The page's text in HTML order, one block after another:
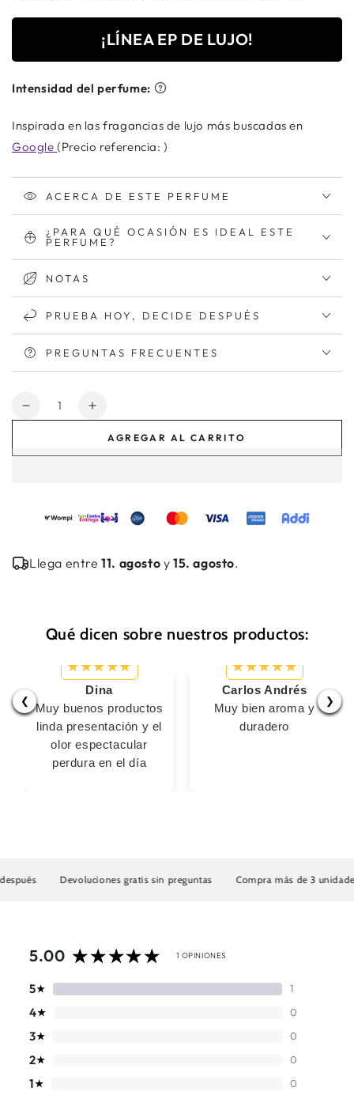
¡LÍNEA EP DE LUJO!
Intensidad del perfume:
Inspirada en las fragancias de lujo más buscadas en
Google(Precio referencia: )
ACERCA DE ESTE PERFUME
¿PARA QUÉ OCASIÓN ES IDEAL ESTE
PERFUME?
NOTAS
PRUEBA HOY, DECIDE DESPUÉS
PREGUNTAS FRECUENTES
Cantidad
Reducir
Aumentar
para
AGREGAR AL CARRITO
Llega entre11. agosto y15. agosto.
Qué dicen sobre nuestros productos:
❮ ❯
Dina
Muy buenos productos
linda presentación y el
olor espectacular
perdura en el día
Carlos Andrés
Muy bien aroma y
duradero
Devoluciones gratis sin preguntas Compra más de 3 unidades con
5.00 1 OPINIONES
5★ 1
4★ 0
3★ 0
2★ 0
1★ 0